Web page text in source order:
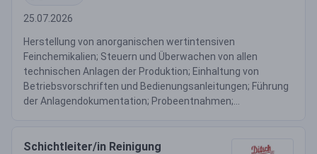
25.07.2026
Herstellung von anorganischen wertintensiven
Feinchemikalien; Steuern und Überwachen von allen
technischen Anlagen der Produktion; Einhaltung von
Betriebsvorschriften und Bedienungsanleitungen; Führung
der Anlagendokumentation; Probeentnahmen;...
Schichtleiter/in Reinigung